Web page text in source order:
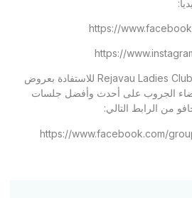
https://
https://
كما ندعوك للانضمام لجروب Rejavau Ladies Club للاستفادة بعروض
الجروب على أحدث وأفضل جلسات
من الرابط التالي:
https://www.facebook.com/